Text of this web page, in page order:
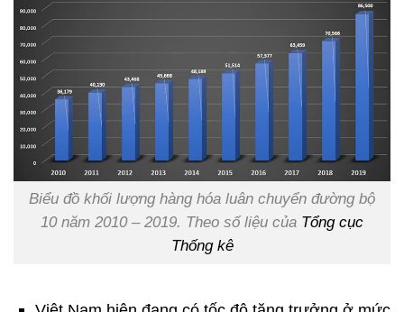
Biểu đồ khối lượng hàng hóa luân chuyển đường bộ
10 năm 2010 – 2019. Theo số liệu của Tổng cục
Thống kê